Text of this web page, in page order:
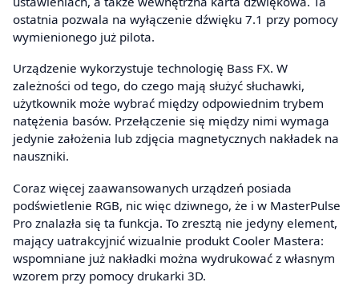
ostatnia pozwala na wyłączenie dźwięku 7.1 przy pomocy
wymienionego już pilota.
Urządzenie wykorzystuje technologię Bass FX. W
zależności od tego, do czego mają służyć słuchawki,
użytkownik może wybrać między odpowiednim trybem
natężenia basów. Przełączenie się między nimi wymaga
jedynie założenia lub zdjęcia magnetycznych nakładek na
nauszniki.
Coraz więcej zaawansowanych urządzeń posiada
podświetlenie RGB, nic więc dziwnego, że i w MasterPulse
Pro znalazła się ta funkcja. To zresztą nie jedyny element,
mający uatrakcyjnić wizualnie produkt Cooler Mastera:
wspomniane już nakładki można wydrukować z własnym
wzorem przy pomocy drukarki 3D.